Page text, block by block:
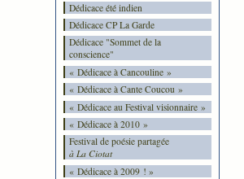
Dédicace été indien
Dédicace CP La Garde
Dédicace "Sommet de la
conscience"
« Dédicace à Cancouline »
« Dédicace à Cante Coucou »
« Dédicace au Festival visionnaire »
« Dédicace à 2010 »
Festival de poésie partagée
à La Ciotat
« Dédicace à 2009 ! »